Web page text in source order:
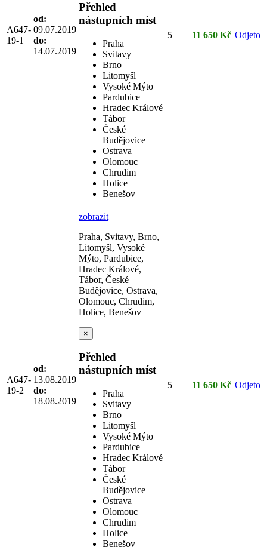
A647-
19-1
od:
09.07.2019
do:
14.07.2019
Přehled
nástupních míst
Praha
Svitavy
Brno
Litomyšl
Vysoké Mýto
Pardubice
Hradec Králové
Tábor
České
Budějovice
Ostrava
Olomouc
Chrudim
Holice
Benešov
5 11 650 Kč Odjeto
A647-
19-2
od:
13.08.2019
do:
18.08.2019
zobrazit
Praha, Svitavy, Brno,
Litomyšl, Vysoké
Mýto, Pardubice,
Hradec Králové,
Tábor, České
Budějovice, Ostrava,
Olomouc, Chrudim,
Holice, Benešov
×
Přehled
nástupních míst
Praha
Svitavy
Brno
Litomyšl
Vysoké Mýto
Pardubice
Hradec Králové
Tábor
České
Budějovice
Ostrava
Olomouc
Chrudim
Holice
Benešov
5 11 650 Kč Odjeto